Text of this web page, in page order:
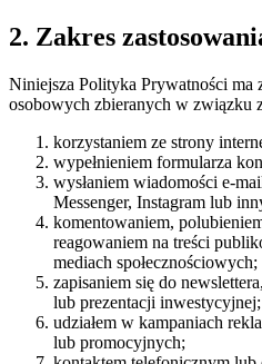
2. Zakres
Niniejsza Polityka Prywatności ma
osobowych zbieranych w związku
korzystaniem ze strony
wypełnieniem formularza
wysłaniem wiadomości e-
Messenger, Instagram lub
komentowaniem,
reagowaniem na treści
mediach społecznościowych;
zapisaniem się do
lub prezentacji inwestycyjnej;
udziałem w kampaniach
lub promocyjnych;